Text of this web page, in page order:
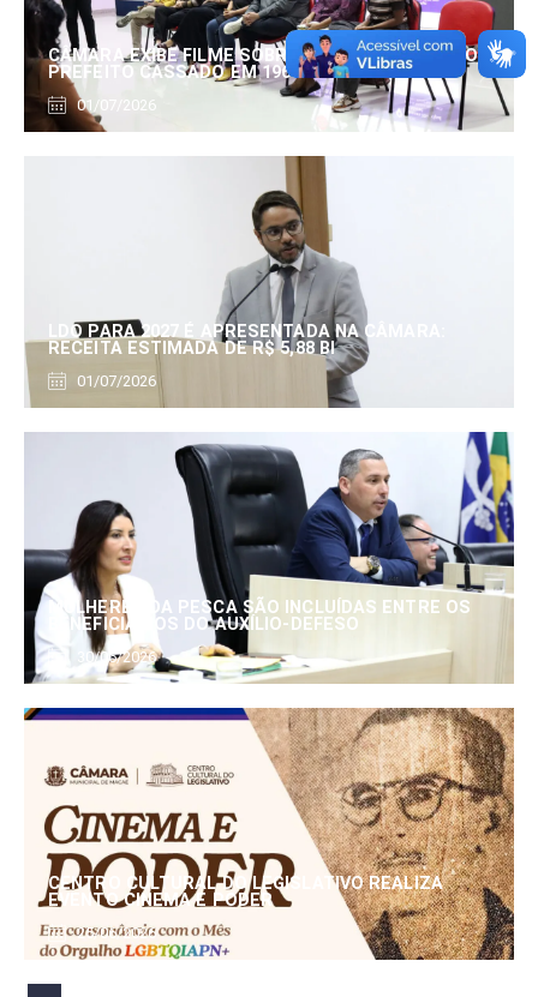
CÂMARA EXIBE FILME SOBRE EDUARDO SERRANO,
PREFEITO CASSADO EM 1960
01/07/2026
LDO PARA 2027 É APRESENTADA NA CÂMARA:
RECEITA ESTIMADA DE R$ 5,88 BI
01/07/2026
MULHERES DA PESCA SÃO INCLUÍDAS ENTRE OS
BENEFICIÁRIOS DO AUXÍLIO-DEFESO
30/06/2026
CENTRO CULTURAL DO LEGISLATIVO REALIZA
EVENTO CINEMA E PODER
25/06/2026